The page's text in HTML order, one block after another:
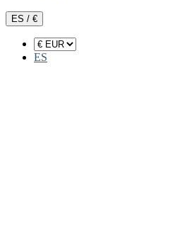
ES / €
ES